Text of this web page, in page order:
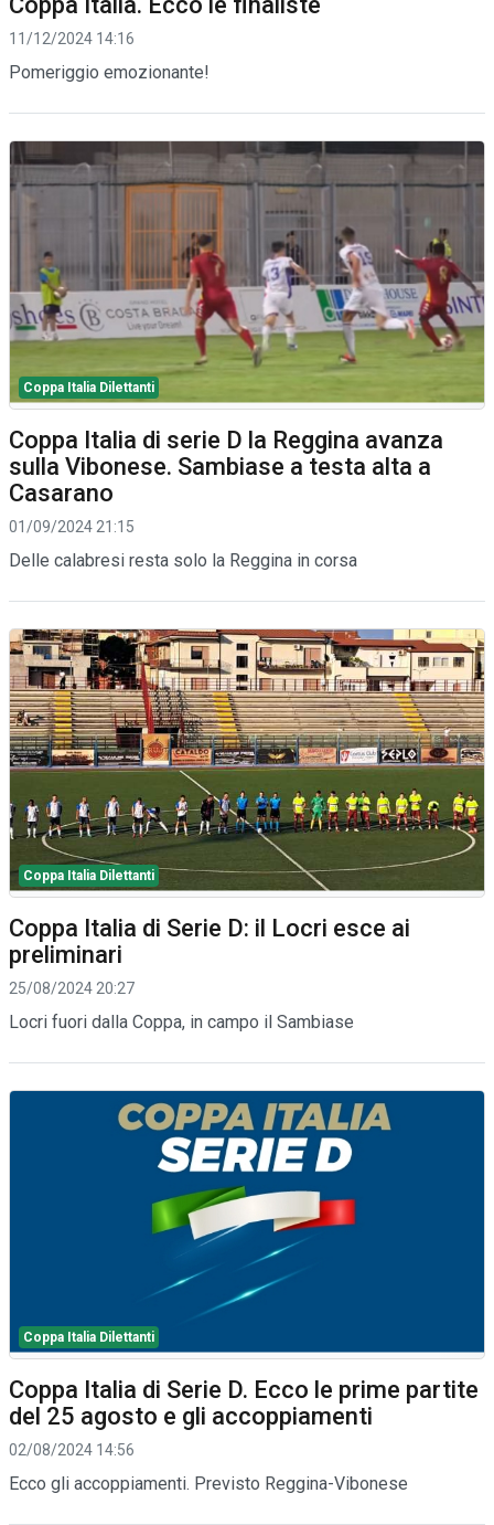
11/12/2024 14:16
Pomeriggio emozionante!
Coppa Italia Dilettanti
Coppa Italia di serie D la Reggina avanza
sulla Vibonese. Sambiase a testa alta a
Casarano
01/09/2024 21:15
Delle calabresi resta solo la Reggina in corsa
Coppa Italia Dilettanti
Coppa Italia di Serie D: il Locri esce ai
preliminari
25/08/2024 20:27
Locri fuori dalla Coppa, in campo il Sambiase
Coppa Italia Dilettanti
Coppa Italia di Serie D. Ecco le prime partite
del 25 agosto e gli accoppiamenti
02/08/2024 14:56
Ecco gli accoppiamenti. Previsto Reggina-Vibonese